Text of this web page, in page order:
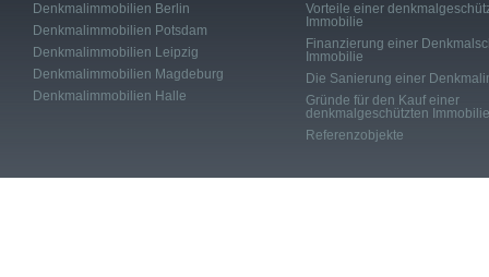
Denkmalimmobilien Berlin
Denkmalimmobilien Potsdam
Denkmalimmobilien Leipzig
Denkmalimmobilien Magdeburg
Denkmalimmobilien Halle
Vorteile einer
Immobilie
Finanzierung einer
Immobilie
Die Sanierung einer
Gründe für den Kauf einer
denkmalgeschützten Immobilie
Referenzobjekte